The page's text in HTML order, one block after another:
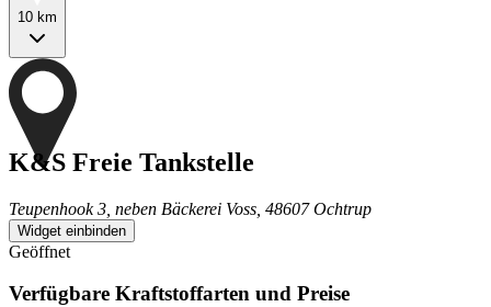
10 km
K&S Freie Tankstelle
Teupenhook 3, neben Bäckerei Voss, 48607 Ochtrup
Widget einbinden
Geöffnet
Verfügbare Kraftstoffarten und Preise